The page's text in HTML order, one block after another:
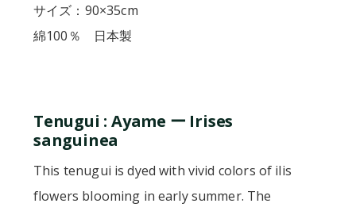
サイズ：90×35cm
綿100％ 日本製
Tenugui : Ayame ー Irises
sanguinea
This tenugui is dyed with vivid colors of ilis
flowers blooming in early summer. The